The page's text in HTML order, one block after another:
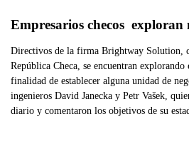
Empresarios checos  exploran
Directivos de la firma Brightway Solution,
República Checa, se encuentran
finalidad de establecer alguna unidad de
ingenieros David Janecka y Petr Vašek,
diario y comentaron los objetivos de su